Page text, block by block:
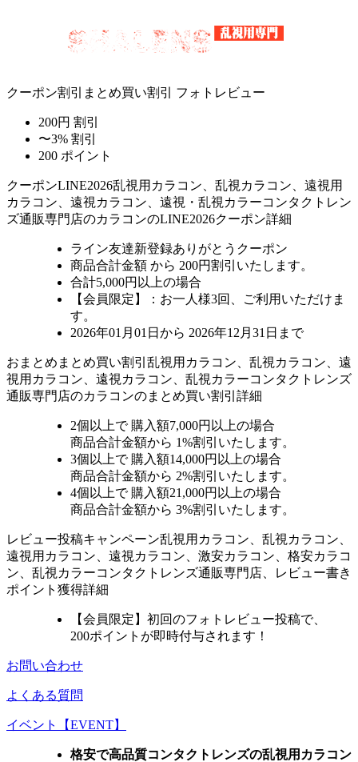
クーポン割引 まとめ買い割引 フォトレビュー
200円 割引
〜3% 割引
200 ポイント
クーポンLINE2026乱視用カラコン、乱視カラコン、遠視用
カラコン、遠視カラコン、遠視・乱視カラーコンタクトレン
ズ通販専門店のカラコンのLINE2026クーポン詳細
ライン友達新登録ありがとうクーポン
商品合計金額 から 200円割引 いたします。
合計5,000円以上の場合
【会員限定】：お一人様3回
、ご利用いただけま
す。
2026年01月01日から 2026年12月31日まで
おまとめ まとめ買い割引 乱視用カラコン、乱視カラコン、遠
視用カラコン、遠視カラコン、乱視カラーコンタクトレンズ
通販専門店のカラコンのまとめ買い割引詳細
2個 以上で 購入額7,000円以上の場合
商品合計金額から 1%割引いたします。
3個 以上で 購入額14,000円以上の場合
商品合計金額から 2%割引いたします。
4個 以上で 購入額21,000円以上の場合
商品合計金額から 3%割引いたします。
レビュー投稿キャンペーン乱視用カラコン、乱視カラコン、
遠視用カラコン、遠視カラコン、激安カラコン、格安カラコ
ン、乱視カラーコンタクトレンズ通販専門店、レビュー書き
ポイント獲得詳細
【会員限定】初回のフォトレビュー投稿で、
200ポイント が即時付与されます！
お問い合わせ
よくある質問
イベント【EVENT】
格安で高品質コンタクトレンズの乱視用カラコン